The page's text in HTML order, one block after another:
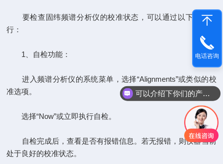
可以介绍下你们的产品么
要检查固纬频谱分析仪的校准状态，可以通过以下方法进
行：
‌1、自检功能‌：
进入频谱分析仪的系统菜单，选择“Alignments”或类似的校
准选项。
选择“Now”或立即执行自检。
自检完成后，查看是否有报错信息。若无报错，则仪器当前
处于良好的校准状态‌。
电话咨询